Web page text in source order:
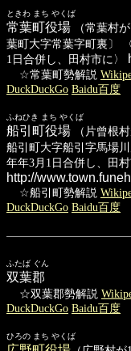
ときわ まち やくば
常葉町役場 （常葉村
葉町大字常葉字町裏〕
1日合併し、田村市に〉
☆常葉町勢解説
DuckDuckGo Baidu百度
ふねひき まち やくば
船引町役場 （片曾根
船引町大字船引字馬場
年年3月1日合併し、田村
http://
☆船引町勢解説
DuckDuckGo Baidu百度
ふたば ぐん
双葉郡
☆双葉郡勢解説
DuckDuckGo Baidu百度
ひろの まち やくば